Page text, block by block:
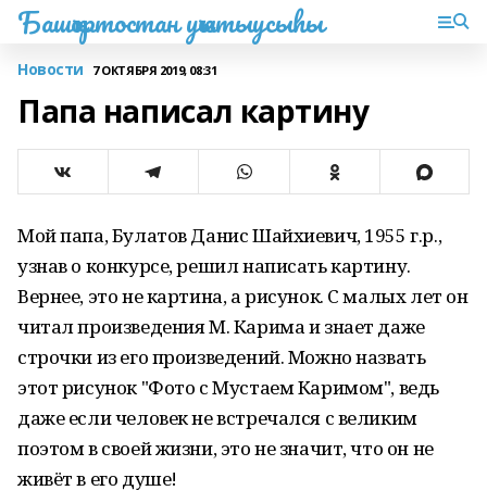
Башҡортостан уҡытыусыһы
Новости 7 ОКТЯБРЯ 2019, 08:31
Папа написал картину
Мой папа, Булатов Данис Шайхиевич, 1955 г.р.,
узнав о конкурсе, решил написать картину.
Вернее, это не картина, а рисунок. С малых лет он
читал произведения М. Карима и знает даже
строчки из его произведений. Можно назвать
этот рисунок "Фото с Мустаем Каримом", ведь
даже если человек не встречался с великим
поэтом в своей жизни, это не значит, что он не
живёт в его душе!